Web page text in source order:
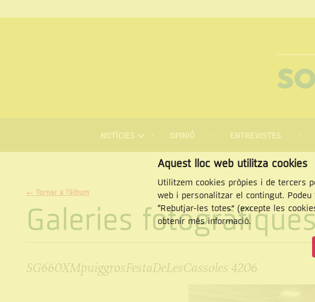
NOTÍCIES OPINIÓ ENTREVISTES
← Tornar a l'àlbum
Galeries
SG660XMpuiggrosFestaDeLesCassoles 4206
Aquest lloc web utilitza cookies
Utilitzem cookies pròpies i de tercers
web i personalitzar el contingut. Podeu
“Rebutjar-les totes” (excepte les
obtenir més informació.